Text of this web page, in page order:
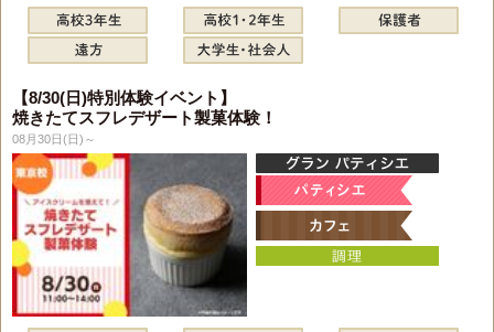
【8/30(日)特別体験イベント】
焼きたてスフレデザート製菓体験！
08月30日(日)～